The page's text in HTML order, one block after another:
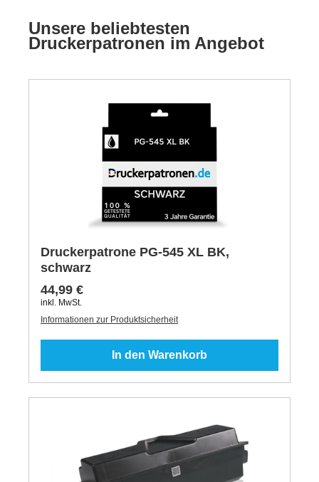
Unsere beliebtesten
Druckerpatronen im Angebot
Druckerpatrone PG-545 XL BK,
schwarz
44,99 €
inkl. MwSt.
Informationen zur Produktsicherheit
In den Warenkorb